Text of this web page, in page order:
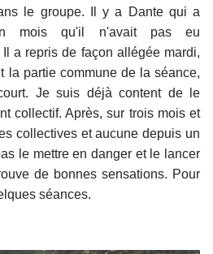
le groupe. Il y a Dante qui a
mois qu'il n'avait pas eu
a repris de façon allégée mardi,
la partie commune de la séance,
Je suis déjà content de le
collectif. Après, sur trois mois et
collectives et aucune depuis un
le mettre en danger et le lancer
de bonnes sensations. Pour
séances.